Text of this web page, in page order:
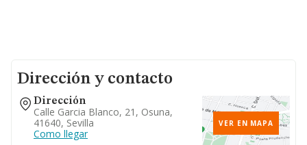
Dirección y contacto
Dirección
Calle Garcia Blanco, 21, Osuna,
41640, Sevilla
Como llegar
VER EN MAPA